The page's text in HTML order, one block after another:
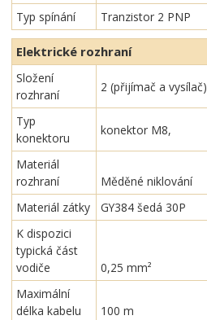
Typ spínání Tranzistor 2 PNP
Elektrické rozhraní
Složení
rozhraní
2 (přijímač a vysílač)
Typ
konektoru
konektor M8,
Materiál
rozhraní
Měděné niklování
Materiál zátky
GY384 šedá 30P
K dispozici
typická část
vodiče
0,25 mm²
Maximální
délka kabelu
100 m